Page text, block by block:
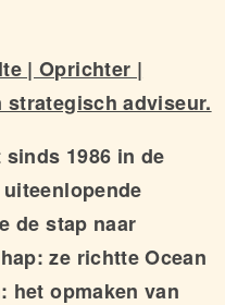
| Oprichter |
strategisch adviseur.
1986 in de
de stap naar
ze richtte Ocean
het opmaken van